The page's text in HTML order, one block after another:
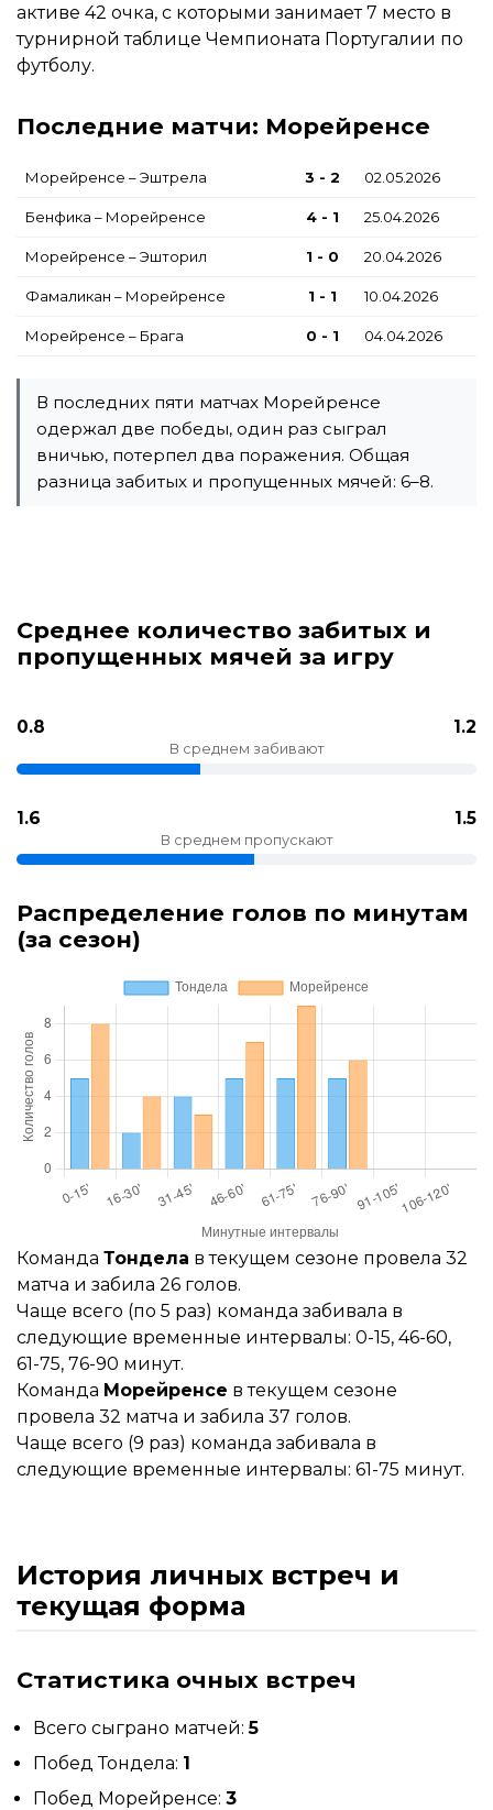
активе 42 очка, с которыми занимает 7 место в
турнирной таблице Чемпионата Португалии по
футболу.
Последние матчи: Морейренсе
Морейренсе – Эштрела 3 - 2 02.05.2026
Бенфика – Морейренсе 4 - 1 25.04.2026
Морейренсе – Эшторил 1 - 0 20.04.2026
Фамаликан – Морейренсе 1 - 1 10.04.2026
Морейренсе – Брага 0 - 1 04.04.2026
В последних пяти матчах Морейренсе
одержал две победы, один раз сыграл
вничью, потерпел два поражения. Общая
разница забитых и пропущенных мячей: 6–8.
Среднее количество забитых и
пропущенных мячей за игру
0.8 1.2
В среднем забивают
1.6 1.5
В среднем пропускают
Распределение голов по минутам
(за сезон)
Команда Тондела в текущем сезоне провела 32
матча и забила 26 голов.
Чаще всего (по 5 раз) команда забивала в
следующие временные интервалы: 0-15, 46-60,
61-75, 76-90 минут.
Команда Морейренсе в текущем сезоне
провела 32 матча и забила 37 голов.
Чаще всего (9 раз) команда забивала в
следующие временные интервалы: 61-75 минут.
История личных встреч и
текущая форма
Статистика очных встреч
Всего сыграно матчей:5
Побед Тондела: 1
Побед Морейренсе: 3